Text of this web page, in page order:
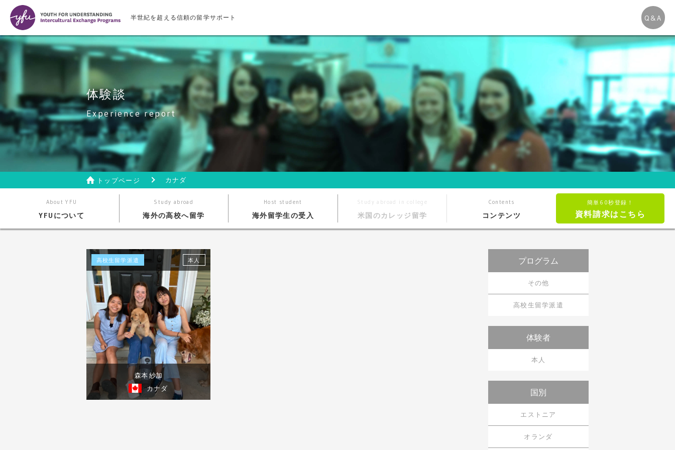
半世紀を超える信頼の留学サポート Q&A
体験談
Experience report
About YFU
YFUについて
Study abroad
海外の高校へ留学
Host student
海外留学生の受入
Study abroad in college
米国のカレッジ留学
Contents
コンテンツ
簡単60秒登録！
資料請求はこちら
トップページ カナダ
高校生留学派遣 本人
森本 紗加
カナダ
プログラム
その他
高校生留学派遣
体験者
本人
国別
エストニア
オランダ